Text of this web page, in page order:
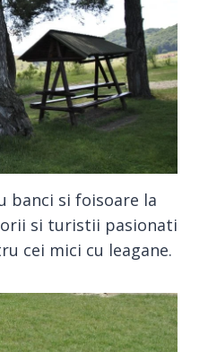
banci si foisoare la
si turistii pasionati
cei mici cu leagane.